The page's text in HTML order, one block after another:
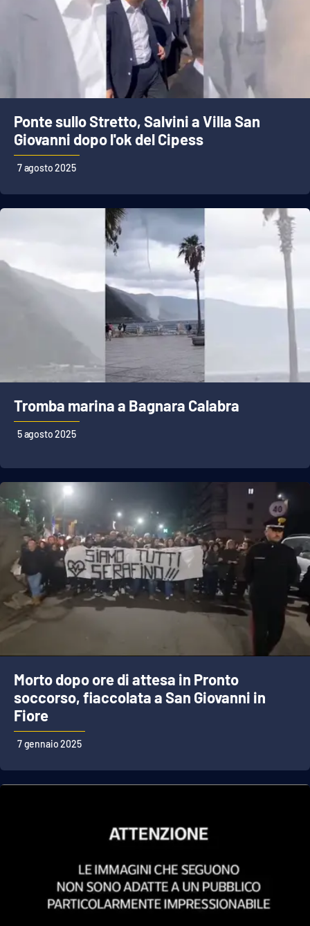
Cultura
Economia e Lavoro
Politica
Sanità
Società
Good Morning Vietnam
Parchi Marini Calabria
Le perfidie di Antonella Grippo
STREAMING
LaC TV
LaC Network
LaC OnAir
Catanzaro
Crotone
Vibo Valentia
Lamezia Terme
Ponte sullo Stretto, Salvini a Villa San
Giovanni dopo l'ok del Cipess
7 agosto 2025
Tromba marina a Bagnara Calabra
5 agosto 2025
Morto dopo ore di attesa in Pronto
soccorso, fiaccolata a San Giovanni in
Fiore
7 gennaio 2025